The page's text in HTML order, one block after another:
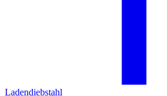
Ladendiebstahl